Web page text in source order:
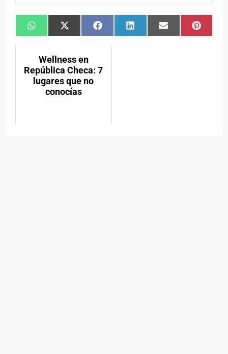
Compartir
en
Compartir
en
(Twitter)
Compartir
en
Facebook
Compartir
en
Compartir
en en
Wellness en
República Checa: 7
lugares que no
conocías